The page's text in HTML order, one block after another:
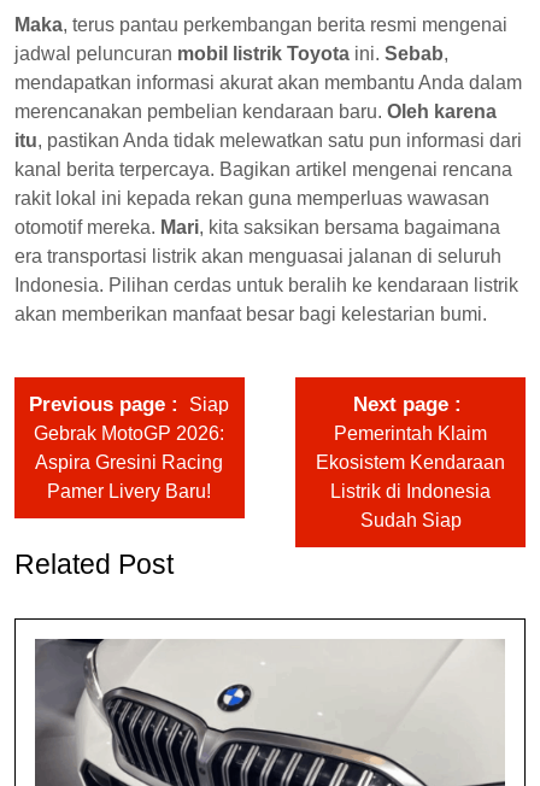
Maka, terus pantau perkembangan berita resmi mengenai
jadwal peluncuran mobil listrik Toyota ini. Sebab,
mendapatkan informasi akurat akan membantu Anda dalam
merencanakan pembelian kendaraan baru. Oleh karena
itu, pastikan Anda tidak melewatkan satu pun informasi dari
kanal berita terpercaya. Bagikan artikel mengenai rencana
rakit lokal ini kepada rekan guna memperluas wawasan
otomotif mereka. Mari, kita saksikan bersama bagaimana
era transportasi listrik akan menguasai jalanan di seluruh
Indonesia. Pilihan cerdas untuk beralih ke kendaraan listrik
akan memberikan manfaat besar bagi kelestarian bumi.
Previous page
Siap
Gebrak MotoGP 2026:
Aspira Gresini Racing
Pamer Livery Baru!
Next page
Pemerintah Klaim
Ekosistem Kendaraan
Listrik di Indonesia
Sudah Siap
Related Post